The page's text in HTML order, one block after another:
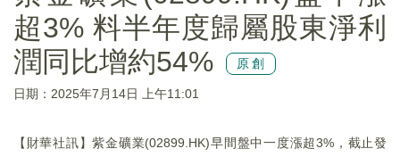
超3% 料半年度歸屬股東淨利
潤同比增約54%
原創
日期：2025年7月14日 上午11:01
【財華社訊】紫金礦業(02899.HK)早間盤中一度漲超3%，截止發